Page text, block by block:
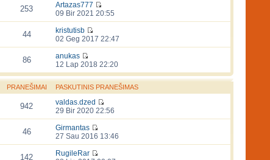
253
Artazas777
09 Bir 2021 20:55
44
kristutisb
02 Geg 2017 22:47
86
anukas
12 Lap 2018 22:20
PRANEŠIMAI PASKUTINIS PRANEŠIMAS
942
valdas.dzed
29 Bir 2020 22:56
46
Girmantas
27 Sau 2016 13:46
142
RugileRar